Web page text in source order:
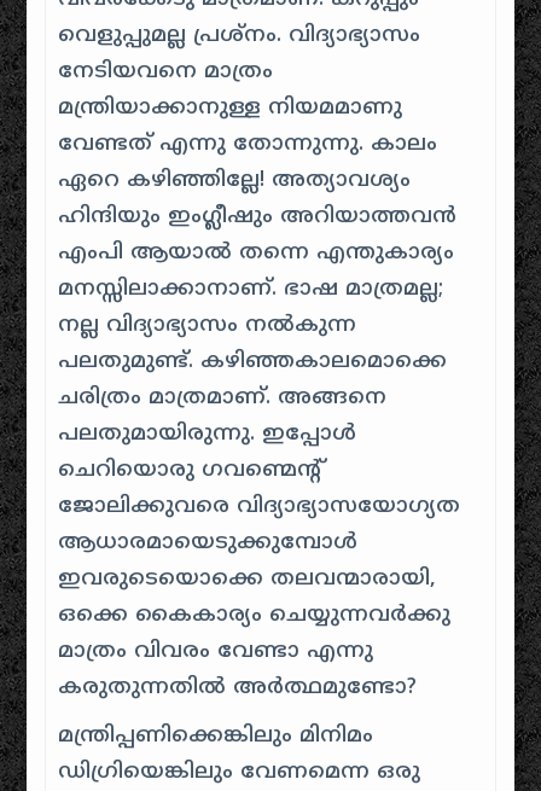
വെളുപ്പുമല്ല പ്രശ്നം. വിദ്യാഭ്യാസം
നേടിയവനെ മാത്രം
മന്ത്രിയാക്കാനുള്ള നിയമമാണു
വേണ്ടത് എന്നു തോന്നുന്നു. കാലം
ഏറെ കഴിഞ്ഞില്ലേ! അത്യാവശ്യം
ഹിന്ദിയും ഇംഗ്ലീഷും അറിയാത്തവൻ
എം‌പി ആയാൽ തന്നെ എന്തുകാര്യം
മനസ്സിലാക്കാനാണ്. ഭാഷ മാത്രമല്ല;
നല്ല വിദ്യാഭ്യാസം നൽകുന്ന
പലതുമുണ്ട്. കഴിഞ്ഞകാലമൊക്കെ
ചരിത്രം മാത്രമാണ്. അങ്ങനെ
പലതുമായിരുന്നു. ഇപ്പോൾ
ചെറിയൊരു ഗവണ്മെന്റ്
ജോലിക്കുവരെ വിദ്യാഭ്യാസയോഗ്യത
ആധാരമായെടുക്കുമ്പോൾ
ഇവരുടെയൊക്കെ തലവന്മാരായി,
ഒക്കെ കൈകാര്യം ചെയ്യുന്നവർക്കു
മാത്രം വിവരം വേണ്ടാ എന്നു
കരുതുന്നതിൽ അർത്ഥമുണ്ടോ?
മന്ത്രിപ്പണിക്കെങ്കിലും മിനിമം
ഡിഗ്രിയെങ്കിലും വേണമെന്ന ഒരു